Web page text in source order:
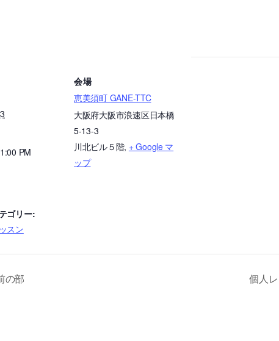
PM
ゴリー:
スン
会場
恵美須町 GANE-TTC
大阪府大阪市浪速区日本橋
5-13-3
川北ビル５階, + Google マ
ップ
の部 個人